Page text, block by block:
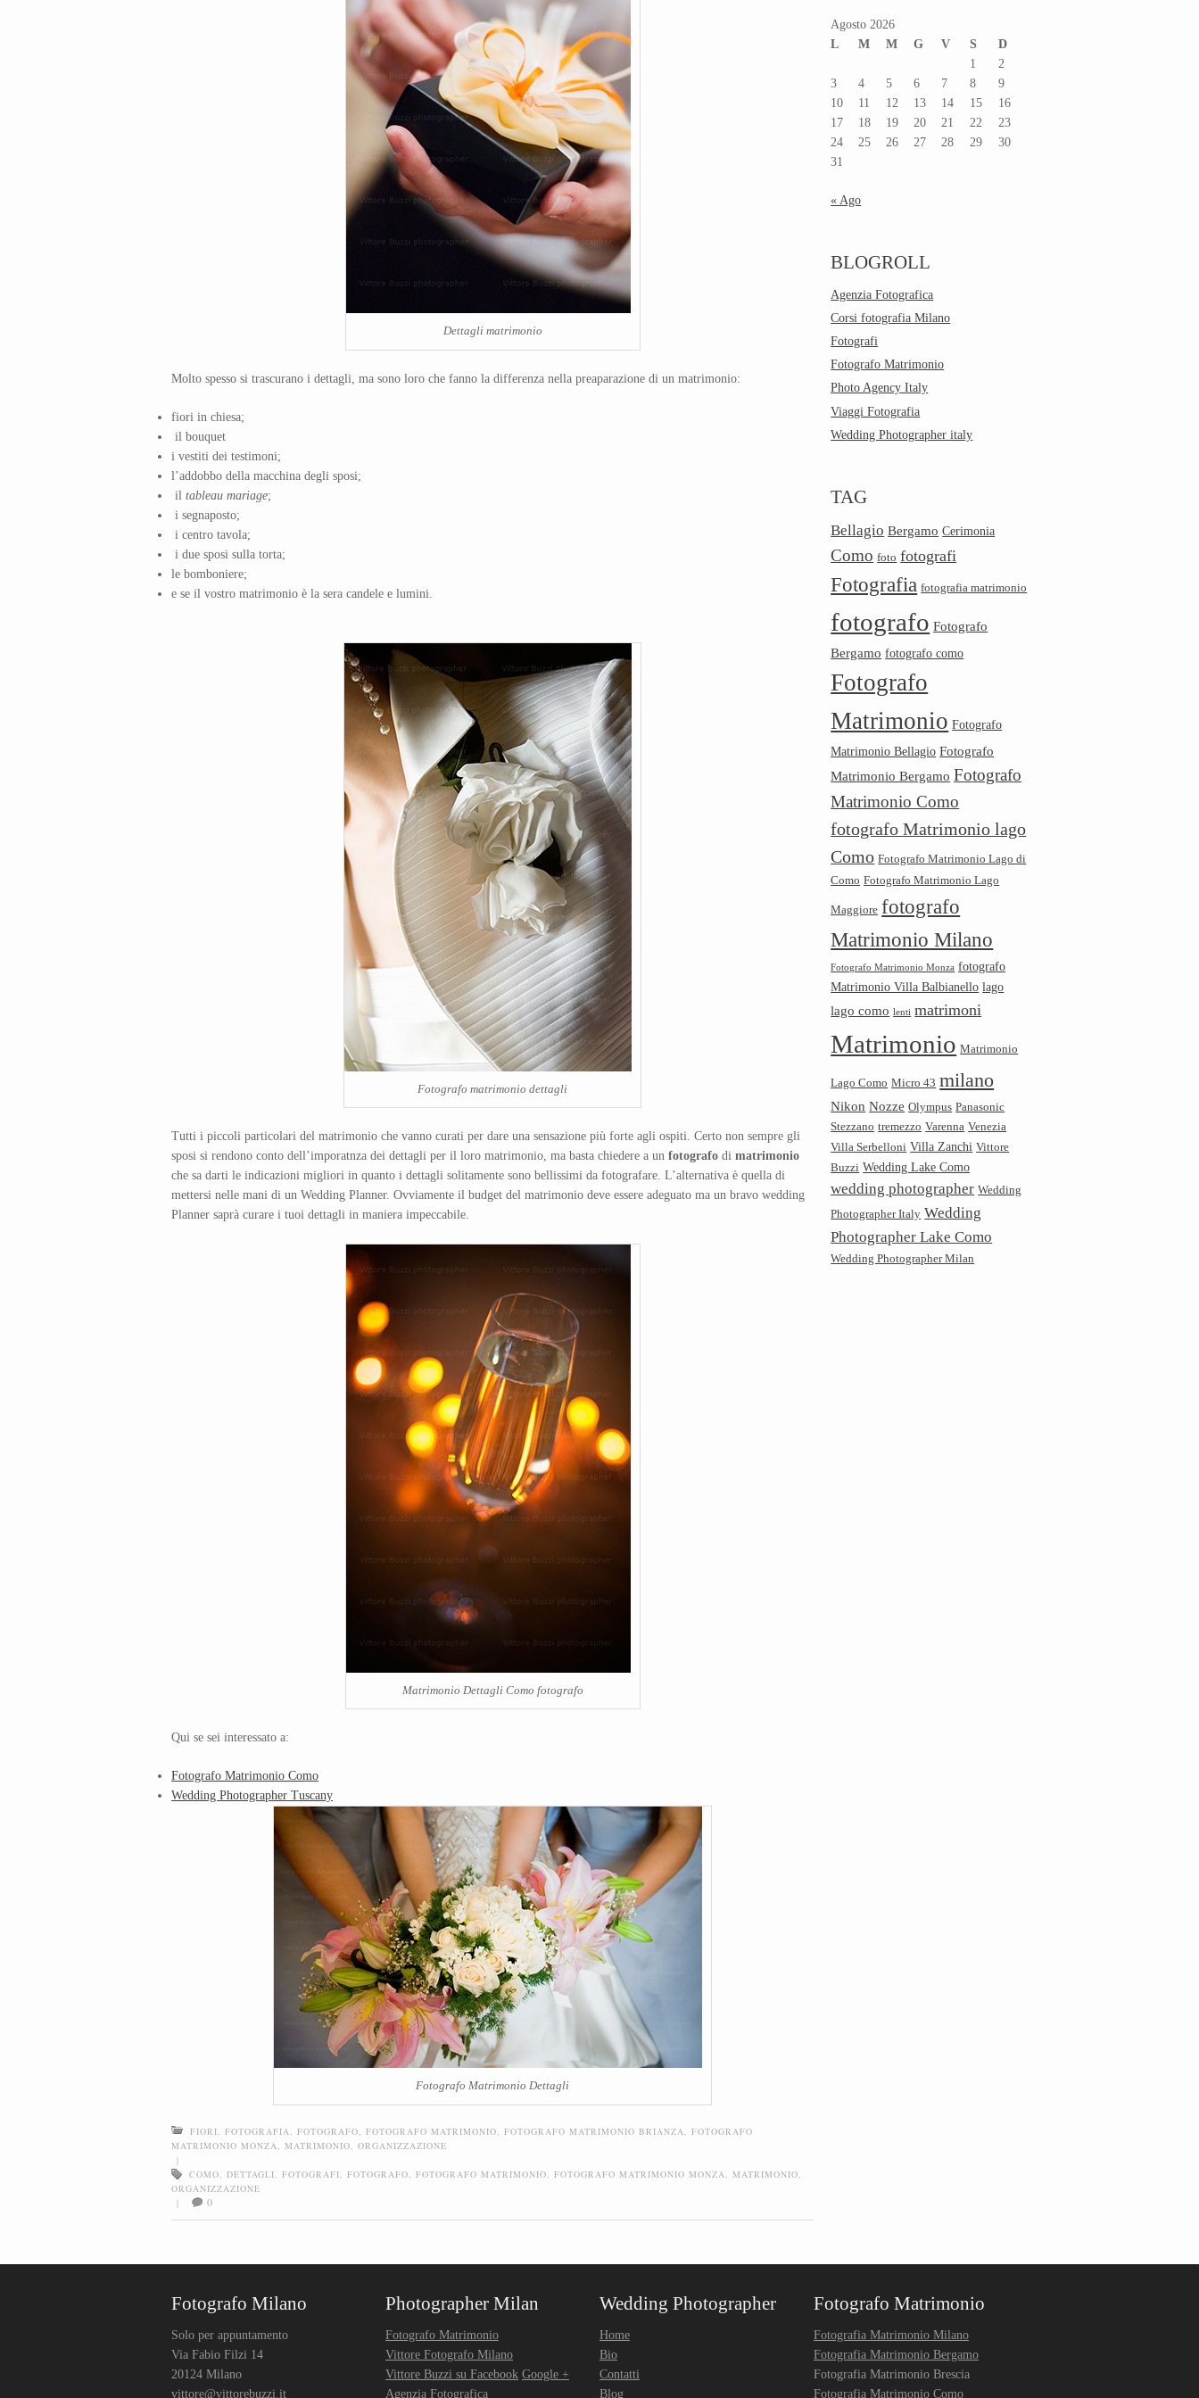
Dettagli matrimonio
Molto spesso si trascurano i dettagli, ma sono loro che fanno la differenza nella preaparazione di un matrimonio:
fiori in chiesa;
il bouquet
i vestiti dei testimoni;
l’addobbo della macchina degli sposi;
il tableau mariage;
i segnaposto;
i centro tavola;
i due sposi sulla torta;
le bomboniere;
e se il vostro matrimonio è la sera candele e lumini.
Fotografo matrimonio dettagli
Tutti i piccoli particolari del matrimonio che vanno curati per dare una sensazione più forte agli ospiti. Certo non sempre gli
sposi si rendono conto dell’imporatnza dei dettagli per il loro matrimonio, ma basta chiedere a un fotografo di matrimonio
che sa darti le indicazioni migliori in quanto i dettagli solitamente sono bellissimi da fotografare. L’alternativa è quella di
mettersi nelle mani di un Wedding Planner. Ovviamente il budget del matrimonio deve essere adeguato ma un bravo wedding
Planner saprà curare i tuoi dettagli in maniera impeccabile.
Matrimonio Dettagli Como fotografo
Qui se sei interessato a:
Fotografo Matrimonio Como
Wedding Photographer Tuscany
Fotografo Matrimonio Dettagli
FIORI FOTOGRAFIA FOTOGRAFO FOTOGRAFO MATRIMONIO FOTOGRAFO MATRIMONIO BRIANZA
FOTOGRAFO
MATRIMONIO MONZA
MATRIMONIO
ORGANIZZAZIONE
|
COMO
DETTAGLI FOTOGRAFI FOTOGRAFO FOTOGRAFO MATRIMONIO FOTOGRAFO MATRIMONIO MONZA MATRIMONIO
ORGANIZZAZIONE
|
0
Post navigation
Agosto 2026
L
M M G V S
D
1
2
3
4 5 6 7 8
9
10
11 12 13 14 15
16
17
18 19 20 21 22
23
24
25 26 27 28 29
30
31
« Ago
BLOGROLL
Agenzia Fotografica
Corsi fotografia Milano
Fotografi
Fotografo Matrimonio
Photo Agency Italy
Viaggi Fotografia
Wedding Photographer italy
TAG
Bellagio Bergamo Cerimonia
Como foto fotografi
Fotografia fotografia matrimonio
fotografo Fotografo
Bergamo fotografo como
Fotografo
Matrimonio Fotografo
Matrimonio Bellagio Fotografo
Matrimonio Bergamo Fotografo
Matrimonio Como
fotografo Matrimonio lago
Como Fotografo Matrimonio Lago di
Como Fotografo Matrimonio Lago
Maggiore fotografo
Matrimonio Milano
Fotografo Matrimonio Monza fotografo
Matrimonio Villa Balbianello lago
lago como lenti matrimoni
Matrimonio Matrimonio
Lago Como Micro 43 milano
Nikon Nozze Olympus Panasonic
Stezzano tremezzo Varenna Venezia
Villa Serbelloni Villa Zanchi Vittore
Buzzi Wedding Lake Como
wedding photographer Wedding
Photographer Italy Wedding
Photographer Lake Como
Wedding Photographer Milan
Fotografo Milano
Solo per appuntamento
Via Fabio Filzi 14
20124 Milano
vittore@vittorebuzzi.it
Photographer Milan
Fotografo Matrimonio
Vittore Fotografo Milano
Vittore Buzzi su Facebook Google +
Agenzia Fotografica
Wedding Photographer
Home
Bio
Contatti
Blog
Fotografo Matrimonio
Fotografia Matrimonio Milano
Fotografia Matrimonio Bergamo
Fotografia Matrimonio Brescia
Fotografia Matrimonio Como